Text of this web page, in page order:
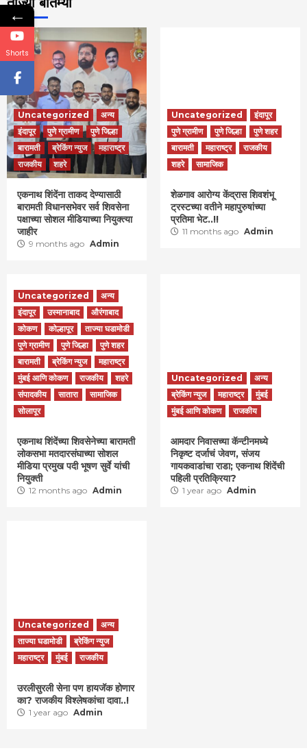
Uncategorized
अन्य
इंदापूर
पुणे ग्रामीण
पुणे जिल्हा
बारामती
ब्रेकिंग न्युज
महाराष्ट्र
राजकीय
शहरे
एकनाथ शिंदेंना ताकद देण्यासाठी
बारामती विधानसभेवर सर्व शिवसेना
पक्षाच्या सोशल मीडियाच्या नियुक्त्या
जाहीर
9 months ago Admin
Uncategorized
इंदापूर
पुणे ग्रामीण
पुणे जिल्हा
पुणे शहर
बारामती
महाराष्ट्र
राजकीय
शहरे
सामाजिक
शेळगाव आरोग्य केंद्रास शिवशंभू
ट्रस्टच्या वतीने महापुरुषांच्या
प्रतिमा भेट..!!
11 months ago Admin
Uncategorized
अन्य
इंदापूर
उस्मानाबाद
औरंगाबाद
कोकण
कोल्हापूर
ताज्या घडामोडी
पुणे ग्रामीण
पुणे जिल्हा
पुणे शहर
बारामती
ब्रेकिंग न्युज
महाराष्ट्र
मुंबई आणि कोकण
राजकीय
शहरे
संपादकीय
सातारा
सामाजिक
सोलापूर
एकनाथ शिंदेंच्या शिवसेनेच्या बारामती
लोकसभा मतदारसंघाच्या सोशल
मीडिया प्रमुख पदी भूषण सुर्वे यांची
नियुक्ती
12 months ago Admin
Uncategorized
अन्य
ब्रेकिंग न्युज
महाराष्ट्र
मुंबई
मुंबई आणि कोकण
राजकीय
आमदार निवासच्या कॅन्टीनमध्ये
निकृष्ट दर्जाचं जेवण, संजय
गायकवाडांचा राडा; एकनाथ शिंदेंची
पहिली प्रतिक्रिया?
1 year ago Admin
Uncategorized
अन्य
ताज्या घडामोडी
ब्रेकिंग न्युज
महाराष्ट्र
मुंबई राजकीय
उरलीसुरली सेना पण हायजॅक होणार
का? राजकीय विश्लेषकांचा दावा..!
1 year ago Admin
←
Shorts